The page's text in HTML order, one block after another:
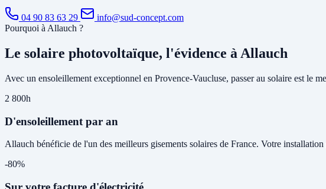
04 90 83 63 29
info@sud-concept.com
Pourquoi à Allauch ?
Le solaire photovoltaïque, l'évidence à Allauch
Avec un ensoleillement exceptionnel en Provence-Vaucluse, passer au solaire est le
2 800h
D'ensoleillement par an
Allauch bénéficie de l'un des meilleurs gisements solaires de France. Votre
-80%